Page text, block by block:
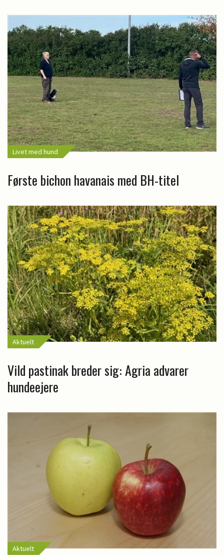
Livet med hund
Første bichon havanais med BH-titel
Aktuelt
Vild pastinak breder sig: Agria advarer
hundeejere
Aktuelt